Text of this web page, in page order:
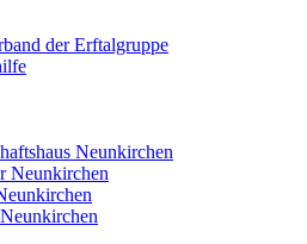
der Erftalgruppe
Neunkirchen
Neunkirchen